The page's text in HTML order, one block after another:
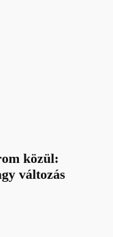
közül:
változás